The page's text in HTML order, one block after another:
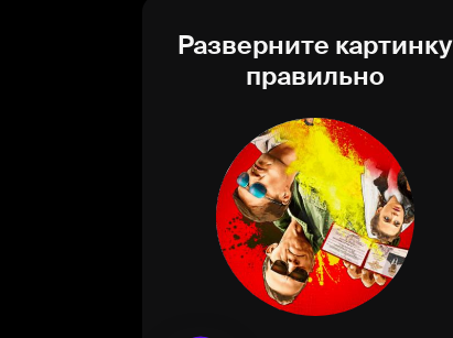
Разверните картинку
правильно